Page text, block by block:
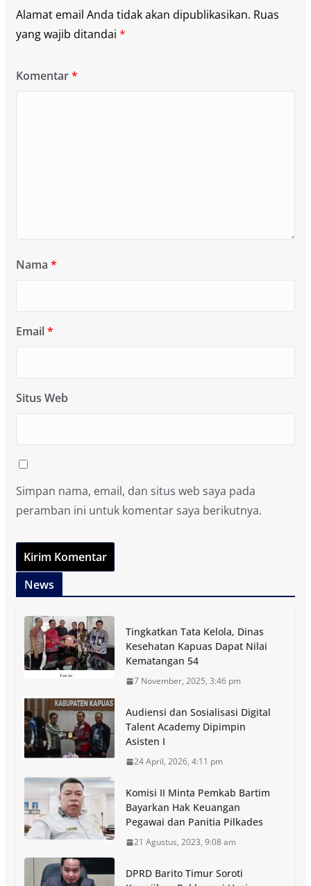
Alamat email Anda tidak akan dipublikasikan. Ruas
yang wajib ditandai *
Komentar*
Nama *
Email*
Situs Web
Simpan nama, email, dan situs web saya pada
peramban ini untuk komentar saya berikutnya.
News
Tingkatkan Tata Kelola, Dinas
Kesehatan Kapuas Dapat Nilai
Kematangan 54
7 November, 2025, 3:46 pm
Audiensi dan Sosialisasi Digital
Talent Academy Dipimpin
Asisten I
24 April, 2026, 4:11 pm
Komisi II Minta Pemkab Bartim
Bayarkan Hak Keuangan
Pegawai dan Panitia Pilkades
21 Agustus, 2023, 9:08 am
DPRD Barito Timur Soroti